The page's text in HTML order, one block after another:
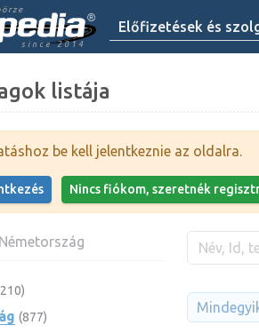
since 2014
Előfizetések és
listája
be kell jelentkeznie az oldalra.
Nincs fiókom, szeretnék
Németország
(877)